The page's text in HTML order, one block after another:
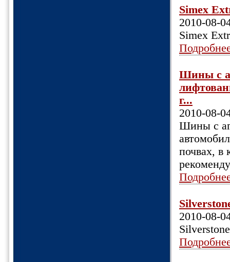
Simex
2010-08-
Simex
Шины с
г...
2010-08-
Шины с
почвах, в
2010-08-